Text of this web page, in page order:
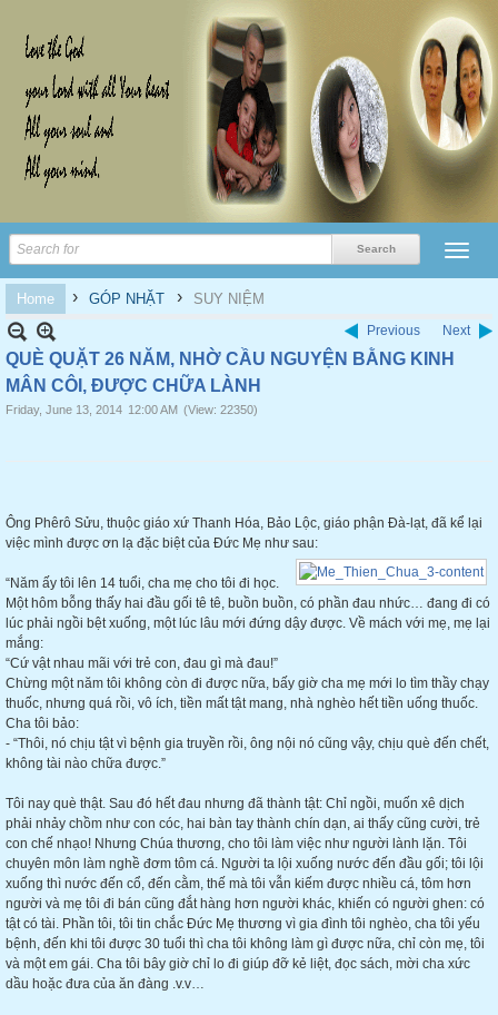
Home › GÓP NHẶT › SUY NIỆM
Previous Next
QUÈ QUẶT 26 NĂM, NHỜ CẦU NGUYỆN BẰNG KINH
MÂN CÔI, ĐƯỢC CHỮA LÀNH
Friday, June 13, 2014 12:00 AM (View: 22350)
Ông Phêrô Sửu, thuộc giáo xứ Thanh Hóa, Bảo Lộc, giáo phận Đà-lạt, đã kể lại
việc mình được ơn lạ đặc biệt của Đức Mẹ như sau:
“Năm ấy tôi lên 14 tuổi, cha mẹ cho tôi đi học.
Một hôm bỗng thấy hai đầu gối tê tê, buồn buồn, có phần đau nhức… đang đi có
lúc phải ngồi bệt xuống, một lúc lâu mới đứng dậy được. Về mách với mẹ, mẹ lại
mắng:
“Cứ vật nhau mãi với trẻ con, đau gì mà đau!”
Chừng một năm tôi không còn đi được nữa, bấy giờ cha mẹ mới lo tìm thầy chạy
thuốc, nhưng quá rồi, vô ích, tiền mất tật mang, nhà nghèo hết tiền uống thuốc.
Cha tôi bảo:
- “Thôi, nó chịu tật vì bệnh gia truyền rồi, ông nội nó cũng vậy, chịu què đến chết,
không tài nào chữa được.”
Tôi nay què thật. Sau đó hết đau nhưng đã thành tật: Chỉ ngồi, muốn xê dịch
phải nhảy chồm như con cóc, hai bàn tay thành chín dạn, ai thấy cũng cười, trẻ
con chế nhạo! Nhưng Chúa thương, cho tôi làm việc như người lành lặn. Tôi
chuyên môn làm nghề đơm tôm cá. Người ta lội xuống nước đến đầu gối; tôi lội
xuống thì nước đến cổ, đến cằm, thế mà tôi vẫn kiếm được nhiều cá, tôm hơn
người và mẹ tôi đi bán cũng đắt hàng hơn người khác, khiến có người ghen: có
tật có tài. Phần tôi, tôi tin chắc Đức Mẹ thương vì gia đình tôi nghèo, cha tôi yếu
bệnh, đến khi tôi được 30 tuổi thì cha tôi không làm gì được nữa, chỉ còn mẹ, tôi
và một em gái. Cha tôi bây giờ chỉ lo đi giúp đỡ kẻ liệt, đọc sách, mời cha xức
dầu hoặc đưa của ăn đàng .v.v…